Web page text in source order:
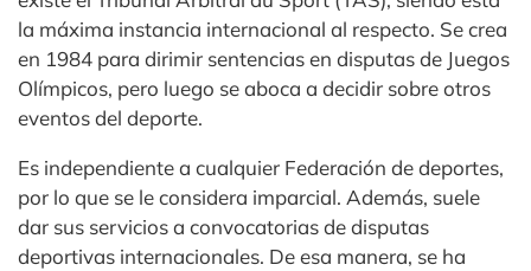
la máxima instancia internacional al respecto. Se crea
en 1984 para dirimir sentencias en disputas de Juegos
Olímpicos, pero luego se aboca a decidir sobre otros
eventos del deporte.
Es independiente a cualquier Federación de deportes,
por lo que se le considera imparcial. Además, suele
dar sus servicios a convocatorias de disputas
deportivas internacionales. De esa manera, se ha